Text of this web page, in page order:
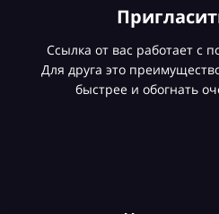
Ссылка от вас работает с
Для друга это
быстрее и обогнать